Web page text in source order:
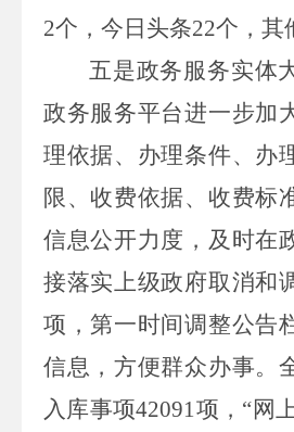
2个，今日头条22个，其
五是政务服务实体
政务服务平台进一步加
理依据、办理条件、办
限、收费依据、收费标
信息公开力度，及时在
接落实上级政府取消和
项，第一时间调整公告
信息，方便群众办事。
入库事项42091项， “网